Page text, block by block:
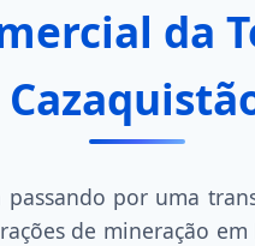
da
por uma
de mineração